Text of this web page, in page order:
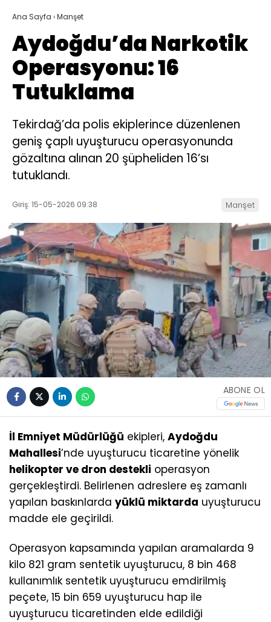
Ana Sayfa ›Manşet
Aydoğdu’da Narkotik
Operasyonu: 16
Tutuklama
Tekirdağ’da polis ekiplerince düzenlenen
geniş çaplı uyuşturucu operasyonunda
gözaltına alınan 20 şüpheliden 16’sı
tutuklandı.
Giriş: 15-05-2026 09:38 Manşet
ABONE OL
İl Emniyet Müdürlüğü ekipleri, Aydoğdu
Mahallesi’nde uyuşturucu ticaretine yönelik
helikopter ve dron destekli operasyon
gerçekleştirdi. Belirlenen adreslere eş zamanlı
yapılan baskınlarda yüklü miktarda uyuşturucu
madde ele geçirildi.
Operasyon kapsamında yapılan aramalarda 9
kilo 821 gram sentetik uyuşturucu, 8 bin 468
kullanımlık sentetik uyuşturucu emdirilmiş
peçete, 15 bin 659 uyuşturucu hap ile
uyuşturucu ticaretinden elde edildiği